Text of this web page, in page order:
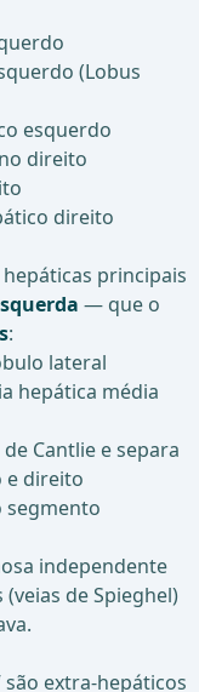
(Lobus
esquerdo
direito
direito
principais
— que o
:
lateral
hepática média
Cantlie e separa
e direito
segmento
independente
de Spieghel)
extra-hepáticos